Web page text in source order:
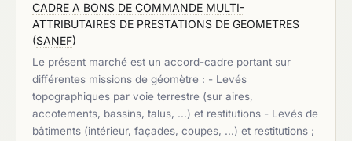
CADRE A BONS DE COMMANDE MULTI-
ATTRIBUTAIRES DE PRESTATIONS DE GEOMETRES
(SANEF)
Le présent marché est un accord-cadre portant sur
différentes missions de géomètre : - Levés
topographiques par voie terrestre (sur aires,
accotements, bassins, talus, ...) et restitutions - Levés de
bâtiments (intérieur, façades, coupes, ...) et restitutions ;